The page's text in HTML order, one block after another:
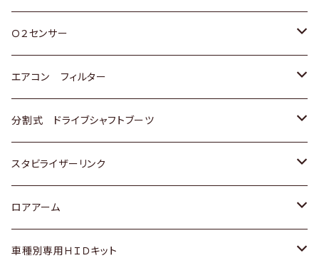
スバル
三菱
スバル
ダイハツ
マツダ
三菱
スバル
ダイハツ
三菱
スバル
ホンダ
スズキ
日産
いすゞ
ダイハツ
マツダ
Ｏ２センサー
トヨタ
ホンダ
スズキ
日産
ダイハツ
エアコン フィルター
トヨタ
ホンダ
スズキ
日産
分割式 ドライブシャフトブーツ
トヨタ
ホンダ
スズキ
スタビライザーリンク
トヨタ
ホンダ
ロアアーム
ホンダ
車種別専用ＨＩＤキット